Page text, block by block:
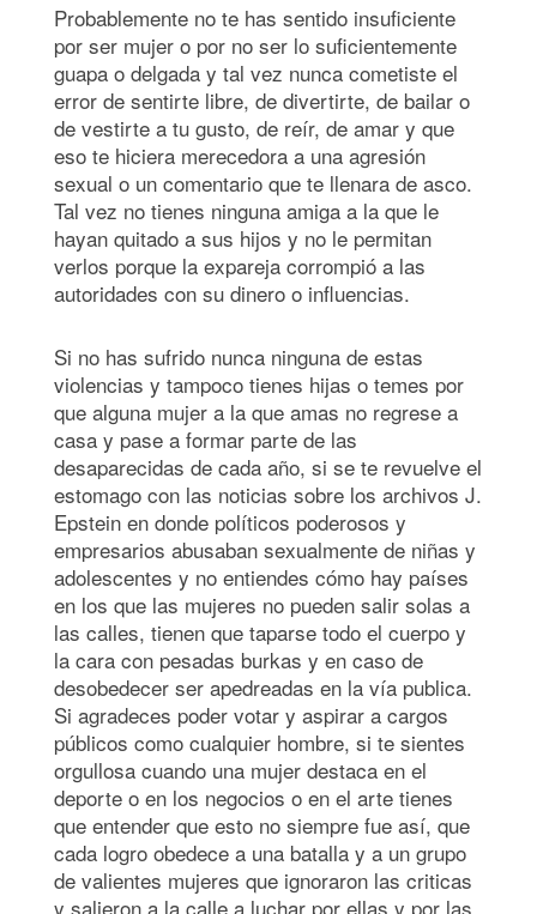
Probablemente no te has sentido insuficiente
por ser mujer o por no ser lo suficientemente
guapa o delgada y tal vez nunca cometiste el
error de sentirte libre, de divertirte, de bailar o
de vestirte a tu gusto, de reír, de amar y que
eso te hiciera merecedora a una agresión
sexual o un comentario que te llenara de asco.
Tal vez no tienes ninguna amiga a la que le
hayan quitado a sus hijos y no le permitan
verlos porque la expareja corrompió a las
autoridades con su dinero o influencias.
Si no has sufrido nunca ninguna de estas
violencias y tampoco tienes hijas o temes por
que alguna mujer a la que amas no regrese a
casa y pase a formar parte de las
desaparecidas de cada año, si se te revuelve el
estomago con las noticias sobre los archivos J.
Epstein en donde políticos poderosos y
empresarios abusaban sexualmente de niñas y
adolescentes y no entiendes cómo hay países
en los que las mujeres no pueden salir solas a
las calles, tienen que taparse todo el cuerpo y
la cara con pesadas burkas y en caso de
desobedecer ser apedreadas en la vía publica.
Si agradeces poder votar y aspirar a cargos
públicos como cualquier hombre, si te sientes
orgullosa cuando una mujer destaca en el
deporte o en los negocios o en el arte tienes
que entender que esto no siempre fue así, que
cada logro obedece a una batalla y a un grupo
de valientes mujeres que ignoraron las criticas
y salieron a la calle a luchar por ellas y por las